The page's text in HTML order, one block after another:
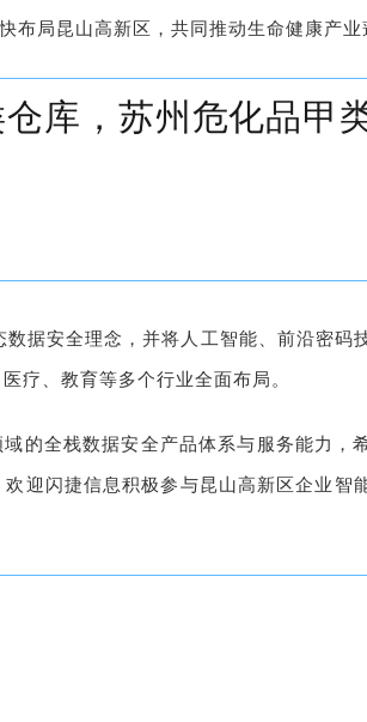
局昆山高新区，共同推动生命健康产业
库，苏州危化品甲
据安全理念，并将人工智能、前沿密码
疗、教育等多个行业全面布局。
的全栈数据安全产品体系与服务能力，
迎闪捷信息积极参与昆山高新区企业智